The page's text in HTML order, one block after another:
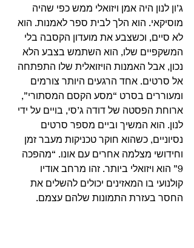
ג’ון לנון היה אמן ויזואלי ממש כפי שהיה
מוסיקאי. הוא הלך לבית ספר לאמנות. הוא
לא סיים, וכשצבע את מועדון הקסבה בלי
המשקפיים שלו, הוא השתמש בצבע הלא
נכון, אבל האמנות הויזואלית שלו התפתחה
אל סרטים. אחד הרגעים היותר צורמים
ומעוררים בסרט “מסע הקסם המסתורי”,
ארוחת הפסטה של דודה ג’סי, בויים על ידי
לנון. הוא המשיך וביים מספר סרטים
נסיוניים, כשהוא חוקר טכניקות מעבר זמן
וחידושי מצלמה אחרים עם אונו. “מהפכה
9” הוא ויזואלי ביותר. זהו מרחב אודיו
קולנועי בו המאזינים יכולים להשלים את
החסר בעזרת התמונות שלהם עצמם.